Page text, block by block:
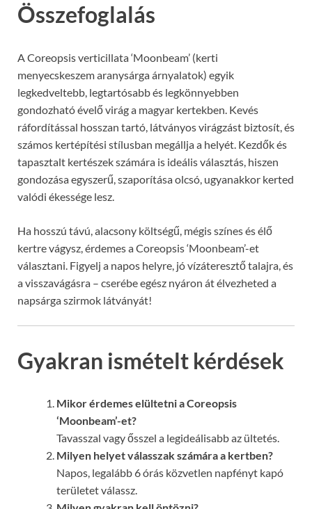
Összefoglalás
A Coreopsis verticillata ‘Moonbeam’ (kerti
menyecskeszem aranysárga árnyalatok) egyik
legkedveltebb, legtartósabb és legkönnyebben
gondozható évelő virág a magyar kertekben. Kevés
ráfordítással hosszan tartó, látványos virágzást biztosít, és
számos kertépítési stílusban megállja a helyét. Kezdők és
tapasztalt kertészek számára is ideális választás, hiszen
gondozása egyszerű, szaporítása olcsó, ugyanakkor kerted
valódi ékessége lesz.
Ha hosszú távú, alacsony költségű, mégis színes és élő
kertre vágysz, érdemes a Coreopsis ‘Moonbeam’-et
választani. Figyelj a napos helyre, jó vízáteresztő talajra, és
a visszavágásra – cserébe egész nyáron át élvezheted a
napsárga szirmok látványát!
Gyakran ismételt kérdések
Mikor érdemes elültetni a Coreopsis
‘Moonbeam’-et?
Tavasszal vagy ősszel a legideálisabb az ültetés.
Milyen helyet válasszak számára a kertben?
Napos, legalább 6 órás közvetlen napfényt kapó
területet válassz.